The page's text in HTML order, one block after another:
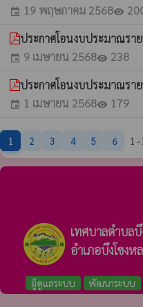
event 19 พฤษภาคม 2568visibility
ประกาศโอนงบประมาณร
event 9 เมษายน 2568visibility 238
ประกาศโอนงบประมาณร
event 1 เมษายน 2568visibility 179
1 2 3 4 5 6 1 -
เทศบาลตำบลบึ
อำเภอบึงโขง
ผู้ดูแลระบบ พัฒนาระบบ